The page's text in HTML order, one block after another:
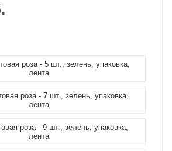
роза - 5 шт., зелень, упаковка,
лента
роза - 7 шт., зелень, упаковка,
лента
роза - 9 шт., зелень, упаковка,
лента